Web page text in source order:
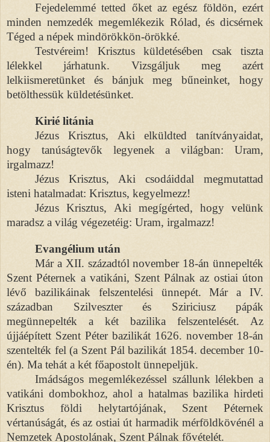
Fejedelemmé tetted őket az egész földön, ezért
minden nemzedék megemlékezik Rólad, és dicsérnek
Téged a népek mindörökkön-örökké.
Testvéreim! Krisztus küldetésében csak tiszta
lélekkel járhatunk. Vizsgáljuk meg azért
lelkiismeretünket és bánjuk meg bűneinket, hogy
betölthessük küldetésünket.
Kirié litánia
Jézus Krisztus, Aki elküldted tanítványaidat,
hogy tanúságtevők legyenek a világban: Uram,
irgalmazz!
Jézus Krisztus, Aki csodáiddal megmutattad
isteni hatalmadat: Krisztus, kegyelmezz!
Jézus Krisztus, Aki megígérted, hogy velünk
maradsz a világ végezetéig: Uram, irgalmazz!
Evangélium után
Már a XII. századtól november 18-án ünnepelték
Szent Péternek a vatikáni, Szent Pálnak az ostiai úton
lévő bazilikáinak felszentelési ünnepét. Már a IV.
században Szilveszter és Sziriciusz pápák
megünnepelték a két bazilika felszentelését. Az
újjáépített Szent Péter bazilikát 1626. november 18-án
szentelték fel (a Szent Pál bazilikát 1854. december 10-
én). Ma tehát a két főapostolt ünnepeljük.
Imádságos megemlékezéssel szállunk lélekben a
vatikáni dombokhoz, ahol a hatalmas bazilika hirdeti
Krisztus földi helytartójának, Szent Péternek
vértanúságát, és az ostiai út harmadik mérföldkövénél a
Nemzetek Apostolának, Szent Pálnak fővételét.